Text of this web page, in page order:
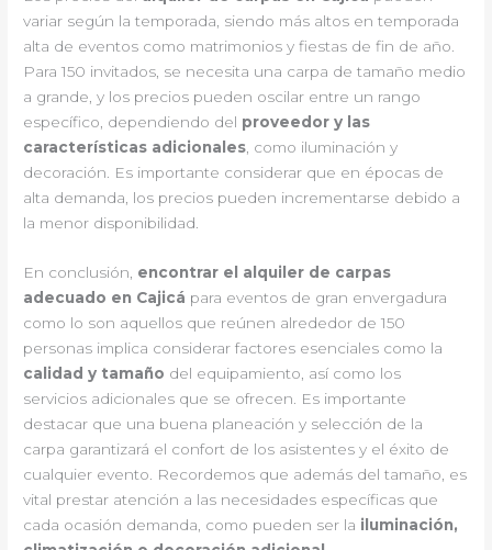
variar según la temporada, siendo más altos en temporada
alta de eventos como matrimonios y fiestas de fin de año.
Para 150 invitados, se necesita una carpa de tamaño medio
a grande, y los precios pueden oscilar entre un rango
específico, dependiendo del proveedor y las
características adicionales , como iluminación y
decoración. Es importante considerar que en épocas de
alta demanda, los precios pueden incrementarse debido a
la menor disponibilidad.
En conclusión, encontrar el alquiler de carpas
adecuado en Cajicá para eventos de gran envergadura
como lo son aquellos que reúnen alrededor de 150
personas implica considerar factores esenciales como la
calidad y tamaño del equipamiento, así como los
servicios adicionales que se ofrecen. Es importante
destacar que una buena planeación y selección de la
carpa garantizará el confort de los asistentes y el éxito de
cualquier evento. Recordemos que además del tamaño, es
vital prestar atención a las necesidades específicas que
cada ocasión demanda, como pueden ser la iluminación,